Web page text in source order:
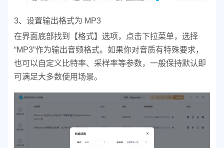
3、设置输出格式为 MP3
在界面底部找到【格式】选项，点击下拉菜单，选择
“MP3”作为输出音频格式。 如果你对音质有特殊要求，
也可以自定义比特率、采样率等参数，一般保持默认即
可满足大多数使用场景。